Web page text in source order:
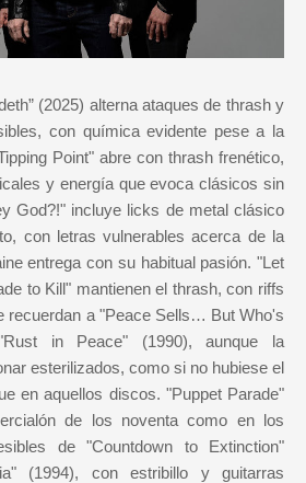
(2025) alterna ataques de thrash y
con química evidente pese a la
Point" abre con thrash frenético,
y energía que evoca clásicos sin
God?!" incluye licks de metal clásico
con letras vulnerables acerca de la
entrega con su habitual pasión. "Let
to Kill" mantienen el thrash, con riffs
recuerdan a "Peace Sells… But Who's
in Peace" (1990), aunque la
esterilizados, como si no hubiese el
en aquellos discos. "Puppet Parade"
de los noventa como en los
de "Countdown to Extinction"
(1994), con estribillo y guitarras